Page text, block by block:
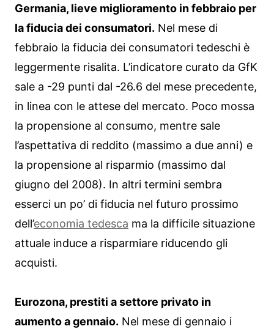
Germania, lieve miglioramento in febbraio per
la fiducia dei consumatori. Nel mese di
febbraio la fiducia dei consumatori tedeschi è
leggermente risalita. L’indicatore curato da GfK
sale a -29 punti dal -26.6 del mese precedente,
in linea con le attese del mercato. Poco mossa
la propensione al consumo, mentre sale
l’aspettativa di reddito (massimo a due anni) e
la propensione al risparmio (massimo dal
giugno del 2008). In altri termini sembra
esserci un po’ di fiducia nel futuro prossimo
dell’economia tedesca ma la difficile situazione
attuale induce a risparmiare riducendo gli
acquisti.
Eurozona, prestiti a settore privato in
aumento a gennaio. Nel mese di gennaio i